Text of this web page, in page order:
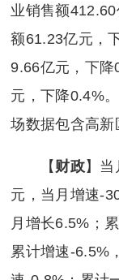
业销售额
额61.23亿元，
9.66亿元，下
元，下降0.4%
场数据包含高
【 财政】
元，当月增速-
月增长6.5%；
累计增速-6.5%